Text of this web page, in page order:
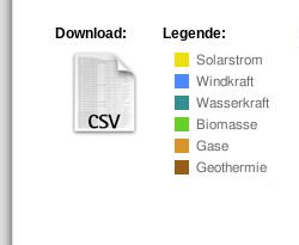
Legende:
Download: